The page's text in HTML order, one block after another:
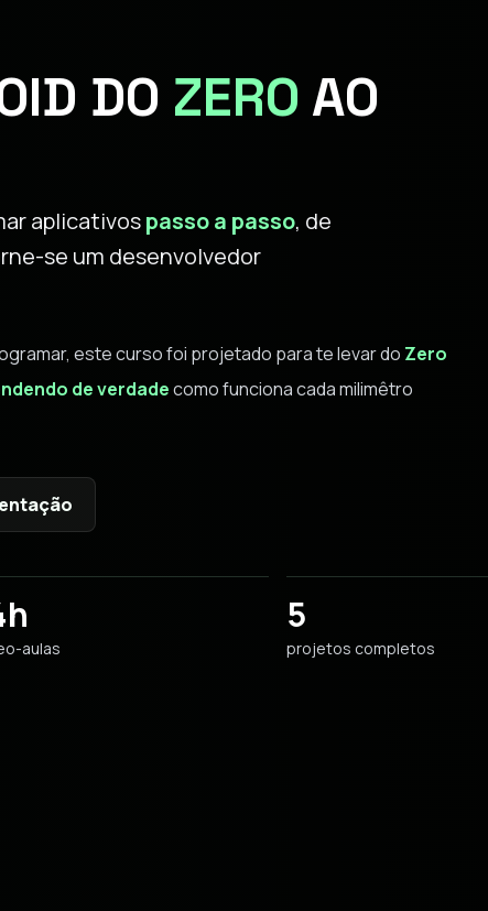
DO ZERO AO
aplicativospasso a passo, de
se um desenvolvedor
este curso foi projetado para te levar do Zero
de verdadecomo funciona cada milimêtro
aulas
5
projetos completos